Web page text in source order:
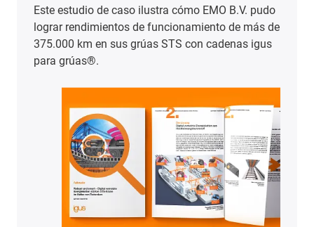
Descargar el folleto sobre smart plastics